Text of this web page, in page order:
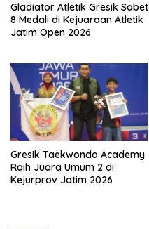
Gladiator Atletik Gresik Sabet
8 Medali di Kejuaraan Atletik
Jatim Open 2026
Gresik Taekwondo Academy
Raih Juara Umum 2 di
Kejurprov Jatim 2026